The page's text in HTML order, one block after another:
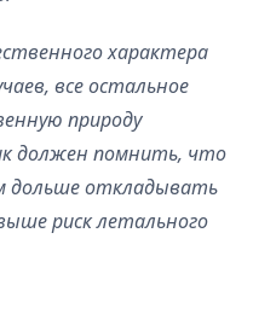
характера
все остальное
природу
должен помнить, что
дольше откладывать
риск летального